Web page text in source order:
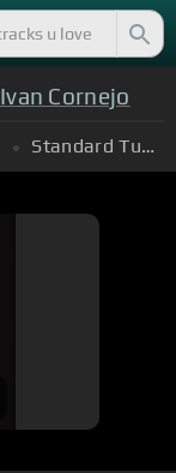
Ivan Cornejo
Standard Tuning (EADGBE)